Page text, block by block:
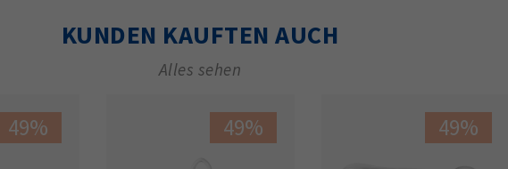
KUNDEN KAUFTEN AUCH
Alles sehen
49% 49% 49%